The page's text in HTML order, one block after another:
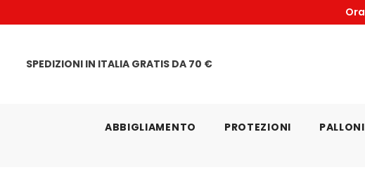
SPEDIZIONI IN ITALIA GRATIS DA 70 €
ABBIGLIAMENTO PROTEZIONI PALLONI